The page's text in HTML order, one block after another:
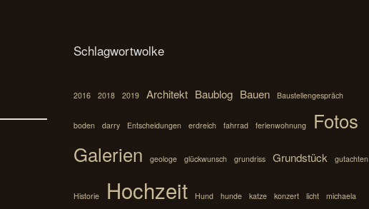
Schlagwortwolke
2016 2018 2019 Architekt Baublog Bauen Baustellengespräch
boden darry Entscheidungen erdreich fahrrad ferienwohnung
Fotos
Galerien
geologe glückwunsch grundriss Grundstück gutachten
Historie Hochzeit Hund hunde katze konzert licht michaela